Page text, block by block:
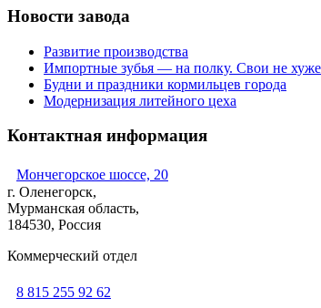
Новости завода
Развитие производства
Импортные зубья — на полку. Свои не хуже
Будни и праздники кормильцев города
Модернизация литейного цеха
Контактная информация
Мончегорское шоссе, 20
г. Оленегорск,
Мурманская область,
184530, Россия
Коммерческий отдел
8 815 255 92 62